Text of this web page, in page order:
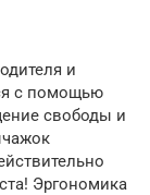
и
с помощью
свободы и
Эргономика